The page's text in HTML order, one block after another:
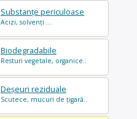
Substanțe periculoase
Acizi, solvenți ...
Biodegradabile
Resturi vegetale, organice..
Deșeuri reziduale
Scutece, mucuri de țigară..